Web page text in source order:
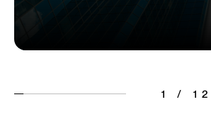
1 / 12